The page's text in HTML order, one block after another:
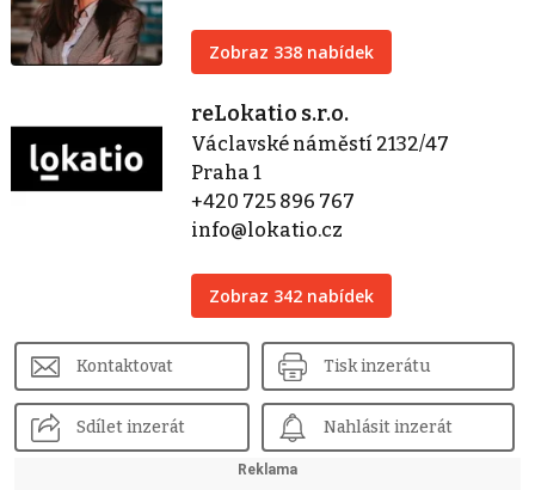
Zobraz 338 nabídek
reLokatio s.r.o.
Václavské náměstí 2132/47
Praha 1
+420 725 896 767
info@lokatio.cz
Zobraz 342 nabídek
Kontaktovat Tisk inzerátu
Sdílet inzerát Nahlásit inzerát